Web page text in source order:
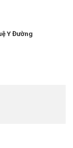
Y Đường